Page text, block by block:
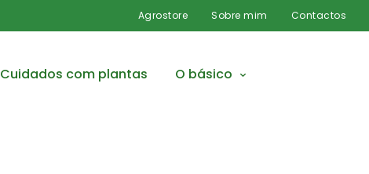
Agrostore Sobre mim Contactos
Cuidados com plantas O básico